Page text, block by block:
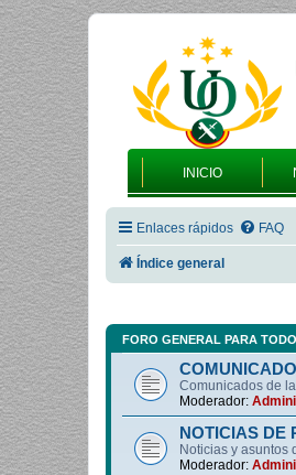
INICIO
Enlaces rápidos FAQ
Índice general
FORO GENERAL PARA
Comunicados de
Moderador:
NOTICIAS DE
Noticias y asuntos
Moderador: